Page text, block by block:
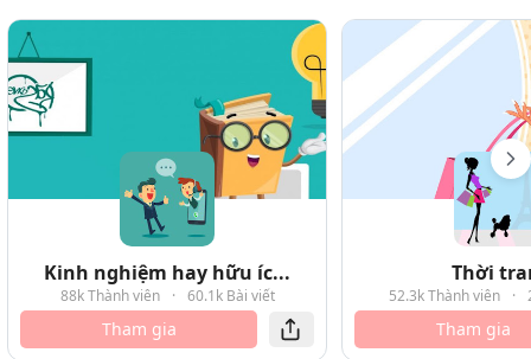
Kinh nghiệm hay hữu íc...
88k Thành viên · 60.1k Bài viết
Tham gia
Thời
52.3k Thành viên ·
Tham gia